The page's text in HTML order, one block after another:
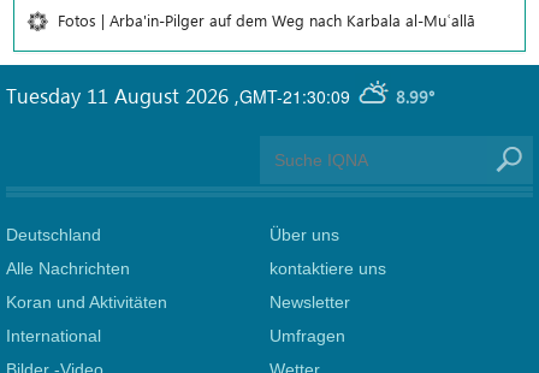
Fotos | Arba'in-Pilger auf dem Weg nach Karbala al-Muʿallā
GMT-21:30:09 8.99°
Tuesday 11 August 2026 ,
Deutschland
Alle Nachrichten
Koran und Aktivitäten
International
Über uns
kontaktiere uns
Newsletter
Umfragen